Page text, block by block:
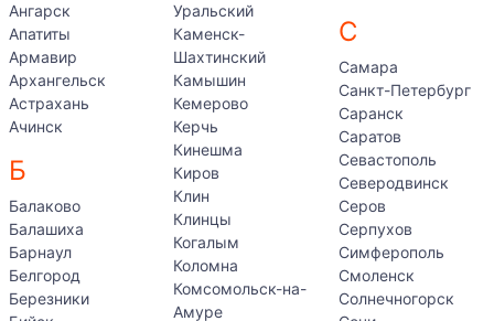
Ангарск
Апатиты
Армавир
Архангельск
Астрахань
Ачинск
Б
Балаково
Балашиха
Барнаул
Белгород
Березники
Уральский
Каменск-
Шахтинский
Камышин
Кемерово
Керчь
Кинешма
Киров
Клин
Клинцы
Когалым
Коломна
Комсомольск-на-
Амуре
С
Самара
Санкт-Петербург
Саранск
Саратов
Севастополь
Северодвинск
Серов
Серпухов
Симферополь
Смоленск
Солнечногорск